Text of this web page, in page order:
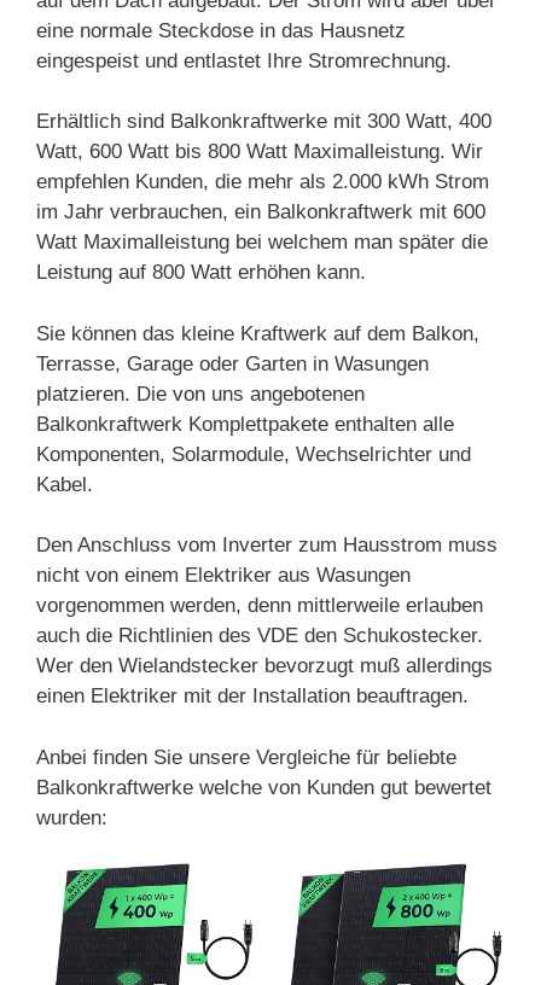
eine normale Steckdose in das Hausnetz
eingespeist und entlastet Ihre Stromrechnung.
Erhältlich sind Balkonkraftwerke mit 300 Watt, 400
Watt, 600 Watt bis 800 Watt Maximalleistung. Wir
empfehlen Kunden, die mehr als 2.000 kWh Strom
im Jahr verbrauchen, ein Balkonkraftwerk mit 600
Watt Maximalleistung bei welchem man später die
Leistung auf 800 Watt erhöhen kann.
Sie können das kleine Kraftwerk auf dem Balkon,
Terrasse, Garage oder Garten in Wasungen
platzieren. Die von uns angebotenen
Balkonkraftwerk Komplettpakete enthalten alle
Komponenten, Solarmodule, Wechselrichter und
Kabel.
Den Anschluss vom Inverter zum Hausstrom muss
nicht von einem Elektriker aus Wasungen
vorgenommen werden, denn mittlerweile erlauben
auch die Richtlinien des VDE den Schukostecker.
Wer den Wielandstecker bevorzugt muß allerdings
einen Elektriker mit der Installation beauftragen.
Anbei finden Sie unsere Vergleiche für beliebte
Balkonkraftwerke welche von Kunden gut bewertet
wurden: